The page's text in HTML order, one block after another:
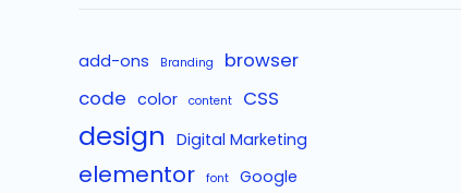
add-ons Branding
browser
code color content CSS
design Digital Marketing
elementor font Google